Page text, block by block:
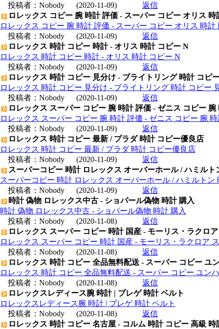
投稿者： Nobody (2020-11-09)
返信
ロレックス コピー 腕 時計 評価 - スーパー コピー オリス 時
ロレックス コピー 腕 時計 評価 - スーパー コピー オリス 時計
投稿者： Nobody (2020-11-09)
返信
ロレックス 時計 コピー 時計 - オリス 時計 コピー N
ロレックス 時計 コピー 時計 - オリス 時計 コピー N
投稿者： Nobody (2020-11-09)
返信
ロレックス 時計 コピー 見分け - ブライトリング 時計 コピ
ロレックス 時計 コピー 見分け - ブライトリング 時計 コピー
投稿者： Nobody (2020-11-09)
返信
ロレックス スーパー コピー 腕 時計 評価 - ゼニス コピー 腕
ロレックス スーパー コピー 腕 時計 評価 - ゼニス コピー 腕
投稿者： Nobody (2020-11-09)
返信
ロレックス 時計 コピー 最新 / プラダ 時計 コピー優良店
ロレックス 時計 コピー 最新 / プラダ 時計 コピー優良店
投稿者： Nobody (2020-11-09)
返信
スーパーコピー 時計 ロレックス オーバーホール / ハミル
スーパーコピー 時計 ロレックス オーバーホール / ハミルトン
投稿者： Nobody (2020-11-09)
返信
時計 偽物 ロレックス中古 - ショパール偽物 時計 購入
時計 偽物 ロレックス中古 - ショパール偽物 時計 購入
投稿者： Nobody (2020-11-08)
返信
ロレックス スーパー コピー 時計 国産 - モーリス・ラクロ
ロレックス スーパー コピー 時計 国産 - モーリス・ラクロア
投稿者： Nobody (2020-11-08)
返信
ロレックス 時計 コピー 全品無料配送 - スーパー コピー ユ
ロレックス 時計 コピー 全品無料配送 - スーパー コピー ユン
投稿者： Nobody (2020-11-08)
返信
ロレックスレディース腕 時計 | ブレゲ 時計 ベルト
ロレックスレディース腕 時計 | ブレゲ 時計 ベルト
投稿者： Nobody (2020-11-08)
返信
ロレックス 時計 コピー 名古屋 - コルム 時計 コピー 高級 時